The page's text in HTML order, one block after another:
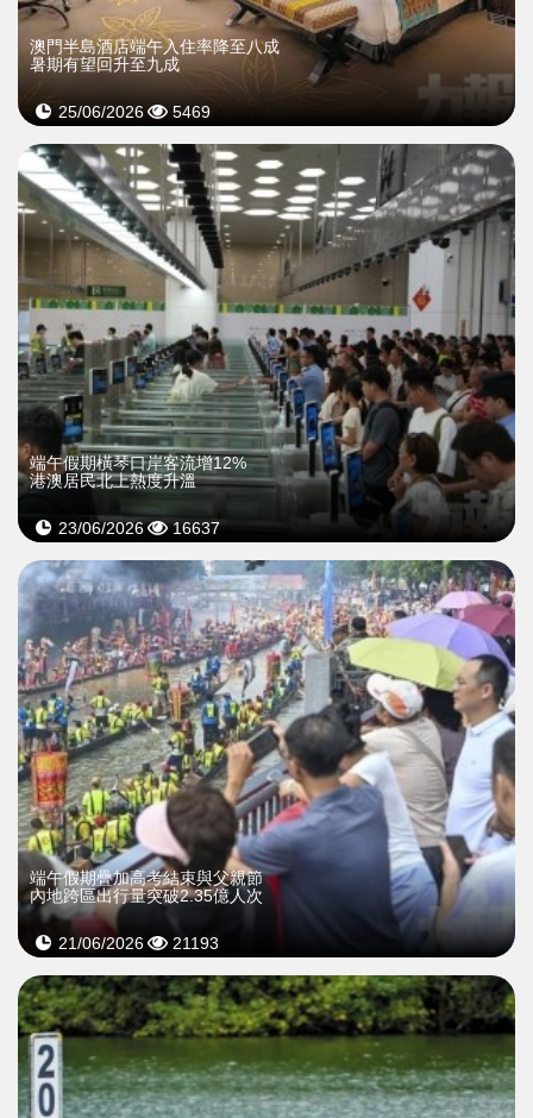
澳門半島酒店端午入住率降至八成
暑期有望回升至九成
25/06/2026 5469
端午假期橫琴口岸客流增12%
港澳居民北上熱度升溫
23/06/2026 16637
端午假期疊加高考結束與父親節
內地跨區出行量突破2.35億人次
21/06/2026 21193